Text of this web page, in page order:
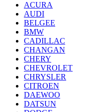
ACURA
AUDI
BELGEE
BMW
CADILLAC
CHANGAN
CHERY
CHEVROLET
CHRYSLER
CITROEN
DAEWOO
DATSUN